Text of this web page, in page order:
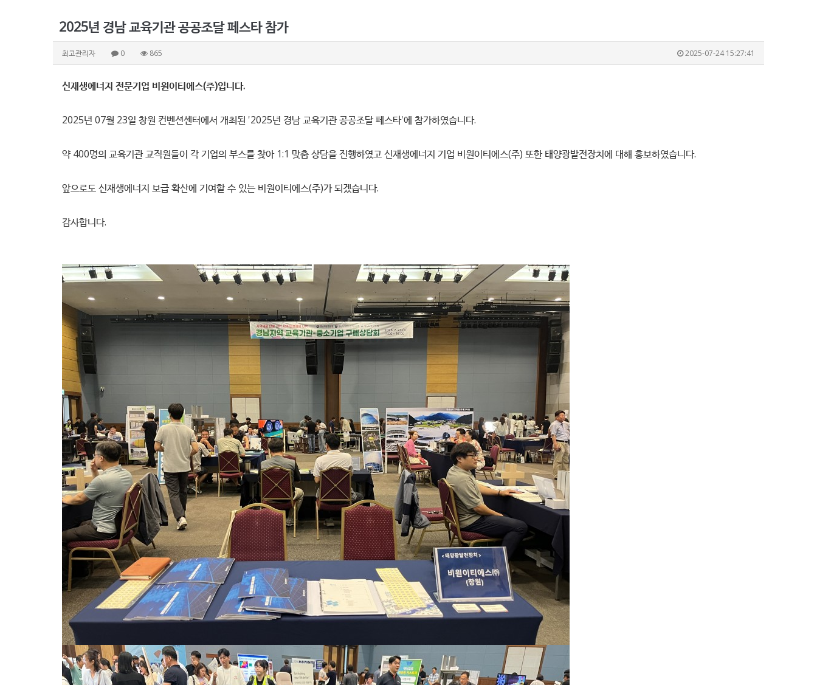
2025년 경남 교육기관 공공조달 페스타 참가
최고관리자 0 865 2025-07-24 15:27:41
신재생에너지 전문기업 비원이티에스(주)입니다.
2025년 07월 23일 창원 컨벤션센터에서 개최된 '2025년 경남 교육기관 공공조달 페스타'에 참가하였습니다.
약 400명의 교육기관 교직원들이 각 기업의 부스를 찾아 1:1 맞춤 상담을 진행하였고 신재생에너지 기업 비원이티에스(주) 또한 태양광발전장치에 대해 홍보하였습니다.
앞으로도 신재생에너지 보급 확산에 기여할 수 있는 비원이티에스(주)가 되겠습니다.
감사합니다.